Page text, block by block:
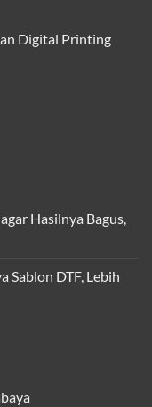
Digital Printing
Hasilnya Bagus,
Sablon DTF, Lebih